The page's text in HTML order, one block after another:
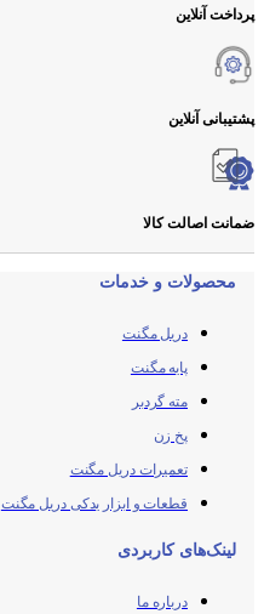
پرداخت آنلاین
پشتیبانی آنلاین
ضمانت اصالت کالا
محصولات و خدمات
دریل مگنت
پایه مگنت
مته گردبر
پخ زن
تعمیرات دریل مگنت
قطعات و ابزار یدکی دریل مگنت
لینک‌های کاربردی
درباره ما